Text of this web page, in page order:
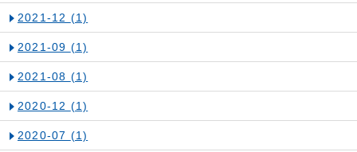
2021-12 (1)
2021-09 (1)
2021-08 (1)
2020-12 (1)
2020-07 (1)